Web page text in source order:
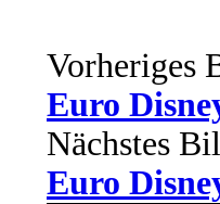
Vorheriges
Euro
Nächstes
Euro